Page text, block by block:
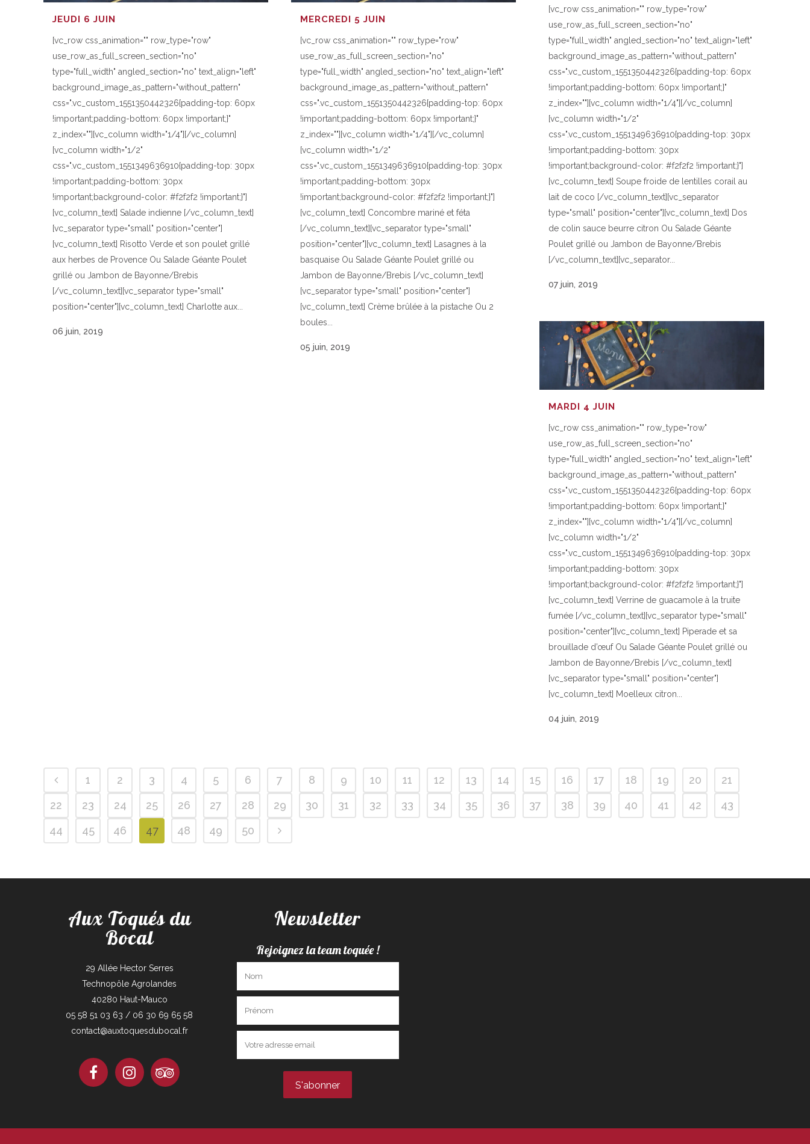
[vc_row css_animation="" row_type="row"
use_row_as_full_screen_section="no"
type="full_width" angled_section="no" text_align="left"
background_image_as_pattern="without_pattern"
css=".vc_custom_1551350442326{padding-top: 60px
!important;padding-bottom: 60px !important;}"
z_index=""][vc_column width="1/4"][/vc_column]
[vc_column width="1/2"
css=".vc_custom_1551349636910{padding-top: 30px
!important;padding-bottom: 30px
!important;background-color: #f2f2f2 !important;}"]
[vc_column_text] Soupe froide de lentilles corail au
lait de coco [/vc_column_text][vc_separator
type="small" position="center"][vc_column_text] Dos
de colin sauce beurre citron Ou Salade Géante
Poulet grillé ou Jambon de Bayonne/Brebis
[/vc_column_text][vc_separator...
07 juin, 2019
JEUDI 6 JUIN
[vc_row css_animation="" row_type="row"
use_row_as_full_screen_section="no"
type="full_width" angled_section="no" text_align="left"
background_image_as_pattern="without_pattern"
css=".vc_custom_1551350442326{padding-top: 60px
!important;padding-bottom: 60px !important;}"
z_index=""][vc_column width="1/4"][/vc_column]
[vc_column width="1/2"
css=".vc_custom_1551349636910{padding-top: 30px
!important;padding-bottom: 30px
!important;background-color: #f2f2f2 !important;}"]
[vc_column_text] Salade indienne [/vc_column_text]
[vc_separator type="small" position="center"]
[vc_column_text] Risotto Verde et son poulet grillé
aux herbes de Provence Ou Salade Géante Poulet
grillé ou Jambon de Bayonne/Brebis
[/vc_column_text][vc_separator type="small"
position="center"][vc_column_text] Charlotte aux...
06 juin, 2019
MERCREDI 5 JUIN
[vc_row css_animation="" row_type="row"
use_row_as_full_screen_section="no"
type="full_width" angled_section="no" text_align="left"
background_image_as_pattern="without_pattern"
css=".vc_custom_1551350442326{padding-top: 60px
!important;padding-bottom: 60px !important;}"
z_index=""][vc_column width="1/4"][/vc_column]
[vc_column width="1/2"
css=".vc_custom_1551349636910{padding-top: 30px
!important;padding-bottom: 30px
!important;background-color: #f2f2f2 !important;}"]
[vc_column_text] Concombre mariné et féta
[/vc_column_text][vc_separator type="small"
position="center"][vc_column_text] Lasagnes à la
basquaise Ou Salade Géante Poulet grillé ou
Jambon de Bayonne/Brebis [/vc_column_text]
[vc_separator type="small" position="center"]
[vc_column_text] Crème brûlée à la pistache Ou 2
boules...
05 juin, 2019
MARDI 4 JUIN
[vc_row css_animation="" row_type="row"
use_row_as_full_screen_section="no"
type="full_width" angled_section="no" text_align="left"
background_image_as_pattern="without_pattern"
css=".vc_custom_1551350442326{padding-top: 60px
!important;padding-bottom: 60px !important;}"
z_index=""][vc_column width="1/4"][/vc_column]
[vc_column width="1/2"
css=".vc_custom_1551349636910{padding-top: 30px
!important;padding-bottom: 30px
!important;background-color: #f2f2f2 !important;}"]
[vc_column_text] Verrine de guacamole à la truite
fumée [/vc_column_text][vc_separator type="small"
position="center"][vc_column_text] Piperade et sa
brouillade d’œuf Ou Salade Géante Poulet grillé ou
Jambon de Bayonne/Brebis [/vc_column_text]
[vc_separator type="small" position="center"]
[vc_column_text] Moelleux citron...
04 juin, 2019
1 2 3 4 5 6 7 8 9 10 11 12 13 14 15 16 17 18 19 20
21
22
23 24 25 26 27 28 29 30 31 32 33 34 35 36 37 38 39 40 41 42
43
44
45 46 47 48 49 50
Aux Toqués du
Bocal
29 Allée Hector Serres
Technopôle Agrolandes
40280 Haut-Mauco
05 58 51 03 63 / 06 30 69 65 58
contact@auxtoquesdubocal.fr
Newsletter
Rejoignez la team toquée !